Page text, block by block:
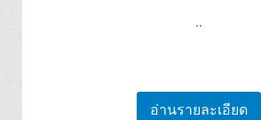
..
อ่านรายละเอียด